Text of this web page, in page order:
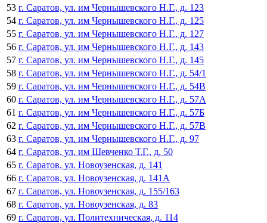
53 г. Саратов, ул. им Чернышевского Н.Г., д. 123
54 г. Саратов, ул. им Чернышевского Н.Г., д. 125
55 г. Саратов, ул. им Чернышевского Н.Г., д. 127
56 г. Саратов, ул. им Чернышевского Н.Г., д. 143
57 г. Саратов, ул. им Чернышевского Н.Г., д. 145
58 г. Саратов, ул. им Чернышевского Н.Г., д. 54/1
59 г. Саратов, ул. им Чернышевского Н.Г., д. 54В
60 г. Саратов, ул. им Чернышевского Н.Г., д. 57А
61 г. Саратов, ул. им Чернышевского Н.Г., д. 57Б
62 г. Саратов, ул. им Чернышевского Н.Г., д. 57В
63 г. Саратов, ул. им Чернышевского Н.Г., д. 97
64 г. Саратов, ул. им Шевченко Т.Г., д. 50
65 г. Саратов, ул. Новоузенская, д. 141
66 г. Саратов, ул. Новоузенская, д. 141А
67 г. Саратов, ул. Новоузенская, д. 155/163
68 г. Саратов, ул. Новоузенская, д. 83
69 г. Саратов, ул. Политехническая, д. 114